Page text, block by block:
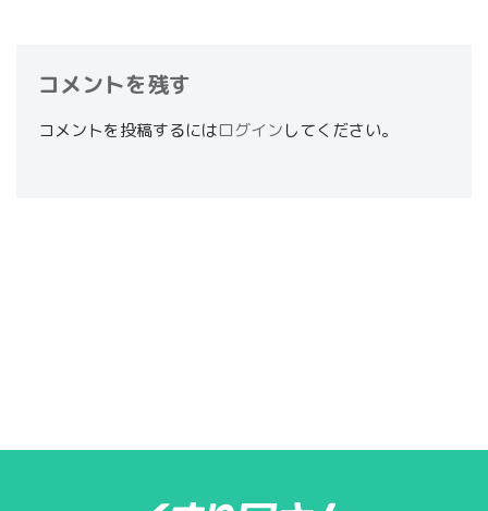
コメントを残す
コメントを投稿するにはログインしてください。